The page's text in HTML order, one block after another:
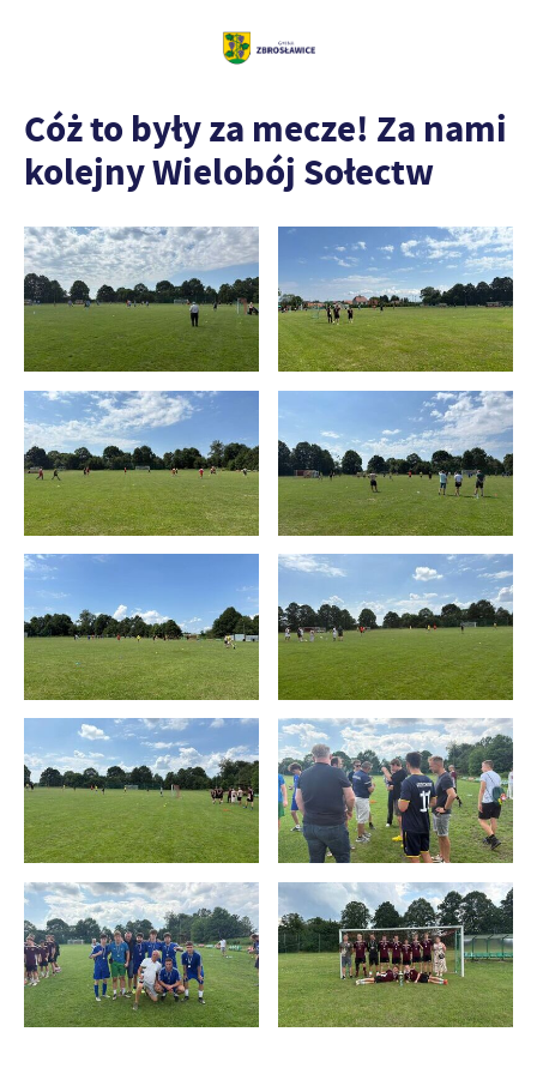
Cóż to były za mecze! Za nami
kolejny Wielobój Sołectw